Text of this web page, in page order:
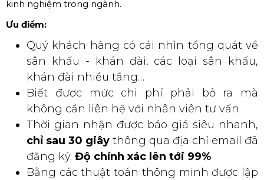
kinh nghiệm trong ngành.
Ưu điểm:
Quý khách hàng có cái nhìn tổng quát về
sân khấu - khán đài, các loại sân khấu,
khán đài nhiều tầng…
Biết được mức chi phí phải bỏ ra mà
không cần liên hệ với nhân viên tư vấn
Thời gian nhận được báo giá siêu nhanh,
chỉ sau 30 giây thông qua địa chỉ email đã
đăng ký. Độ chính xác lên tới 99%
Bằng các thuật toán thông minh được lập